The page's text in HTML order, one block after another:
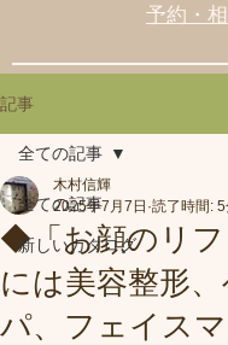
予約・
記事
全ての記事
新しいカタログ
全ての記事
◆「お顔のリ
には美容整形
パ、フェイス
木村信輝
2025年7月7日 読了時間: